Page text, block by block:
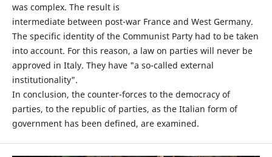
was complex. The result is
intermediate between post-war France and West Germany.
The specific identity of the Communist Party had to be taken
into account. For this reason, a law on parties will never be
approved in Italy. They have "a so-called external
institutionality".
In conclusion, the counter-forces to the democracy of
parties, to the republic of parties, as the Italian form of
government has been defined, are examined.